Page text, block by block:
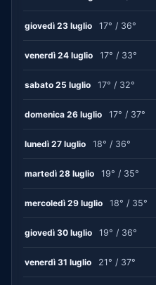
giovedì 23 luglio 17° / 36°
venerdì 24 luglio 17° / 33°
sabato 25 luglio 17° / 32°
domenica 26 luglio 17° / 37°
lunedì 27 luglio 18° / 36°
martedì 28 luglio 19° / 35°
mercoledì 29 luglio 18° / 35°
giovedì 30 luglio 19° / 36°
venerdì 31 luglio 21° / 37°